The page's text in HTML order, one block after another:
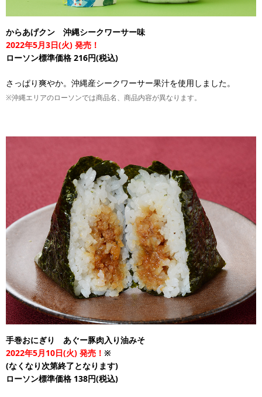
からあげクン 沖縄シークワーサー味
2022年5月3日(火) 発売！
ローソン標準価格 216円(税込)
さっぱり爽やか。沖縄産シークワーサー果汁を使用しました。
※沖縄エリアのローソンでは商品名、商品内容が異なります。
手巻おにぎり あぐー豚肉入り油みそ
2022年5月10日(火) 発売！ ※
(なくなり次第終了となります)
ローソン標準価格 138円(税込)